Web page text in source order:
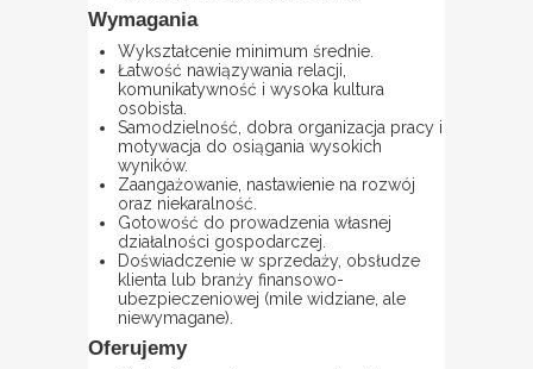
Wymagania
Wykształcenie minimum średnie.
Łatwość nawiązywania relacji,
komunikatywność i wysoka kultura
osobista.
Samodzielność, dobra organizacja pracy i
motywacja do osiągania wysokich
wyników.
Zaangażowanie, nastawienie na rozwój
oraz niekaralność.
Gotowość do prowadzenia własnej
działalności gospodarczej.
Doświadczenie w sprzedaży, obsłudze
klienta lub branży finansowo-
ubezpieczeniowej (mile widziane, ale
niewymagane).
Oferujemy